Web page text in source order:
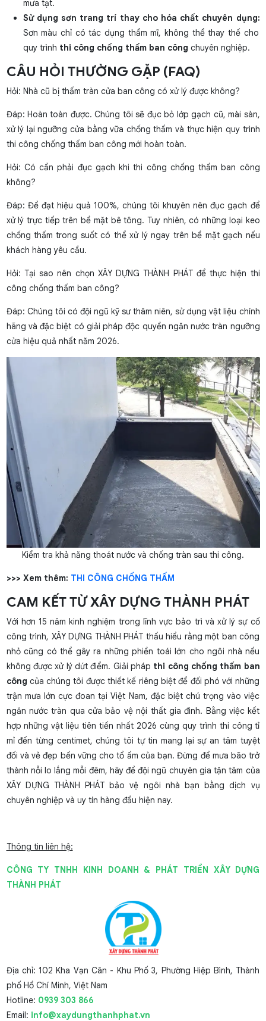
mưa tạt.
Sử dụng sơn trang trí thay cho hóa chất chuyên dụng:
Sơn màu chỉ có tác dụng thẩm mĩ, không thể thay thế cho
quy trình thi công chống thấm ban công chuyên nghiệp.
CÂU HỎI THƯỜNG GẶP (FAQ)
Hỏi: Nhà cũ bị thấm tràn cửa ban công có xử lý được không?
Đáp: Hoàn toàn được. Chúng tôi sẽ đục bỏ lớp gạch cũ, mài sàn,
xử lý lại ngưỡng cửa bằng vữa chống thấm và thực hiện quy trình
thi công chống thấm ban công mới hoàn toàn.
Hỏi: Có cần phải đục gạch khi thi công chống thấm ban công
không?
Đáp: Để đạt hiệu quả 100%, chúng tôi khuyên nên đục gạch để
xử lý trực tiếp trên bề mặt bê tông. Tuy nhiên, có những loại keo
chống thấm trong suốt có thể xử lý ngay trên bề mặt gạch nếu
khách hàng yêu cầu.
Hỏi: Tại sao nên chọn XÂY DỰNG THÀNH PHÁT để thực hiện thi
công chống thấm ban công?
Đáp: Chúng tôi có đội ngũ kỹ sư thâm niên, sử dụng vật liệu chính
hãng và đặc biệt có giải pháp độc quyền ngăn nước tràn ngưỡng
cửa hiệu quả nhất năm 2026.
Kiểm tra khả năng thoát nước và chống tràn sau thi công.
>>> Xem thêm: THI CÔNG CHỐNG THẤM
CAM KẾT TỪ XÂY DỰNG THÀNH PHÁT
Với hơn 15 năm kinh nghiệm trong lĩnh vực bảo trì và xử lý sự cố
công trình, XÂY DỰNG THÀNH PHÁT thấu hiểu rằng một ban công
nhỏ cũng có thể gây ra những phiền toái lớn cho ngôi nhà nếu
không được xử lý dứt điểm. Giải pháp thi công chống thấm ban
công của chúng tôi được thiết kế riêng biệt để đối phó với những
trận mưa lớn cực đoan tại Việt Nam, đặc biệt chú trọng vào việc
ngăn nước tràn qua cửa bảo vệ nội thất gia đình. Bằng việc kết
hợp những vật liệu tiên tiến nhất 2026 cùng quy trình thi công tỉ
mỉ đến từng centimet, chúng tôi tự tin mang lại sự an tâm tuyệt
đối và vẻ đẹp bền vững cho tổ ấm của bạn. Đừng để mưa bão trở
thành nỗi lo lắng mỗi đêm, hãy để đội ngũ chuyên gia tận tâm của
XÂY DỰNG THÀNH PHÁT bảo vệ ngôi nhà bạn bằng dịch vụ
chuyên nghiệp và uy tín hàng đầu hiện nay.
Thông tin liên hệ:
CÔNG TY TNHH KINH DOANH & PHÁT TRIỂN XÂY DỰNG
THÀNH PHÁT
Địa chỉ: 102 Kha Vạn Cân - Khu Phố 3, Phường Hiệp Bình, Thành
phố Hồ Chí Minh, Việt Nam
Hotline: 0939 303 866
Email: info@xaydungthanhphat.vn